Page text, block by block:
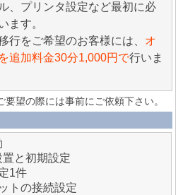
、プリンタ設定など最初に必
ます。
行をご希望のお客様には、 オ
追加料金30分1,000円で行いま
望の際には事前にご依頼下さい。
と初期設定
1件
トの接続設定